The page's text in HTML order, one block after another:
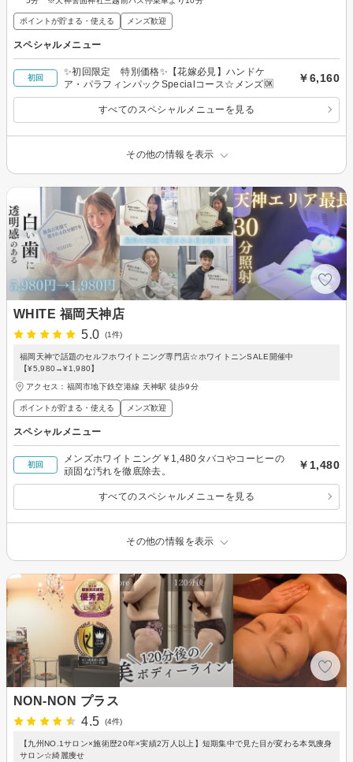
ポイントが貯まる・使える メンズ歓迎
スペシャルメニュー
初回
✨初回限定 特別価格✨【花嫁必見】ハンドケ
ア・パラフィンパックSpecialコース☆メンズ🆗
￥6,160
すべてのスペシャルメニューを見る
その他の情報を表示
WHITE 福岡天神店
5.0
(1件)
福岡天神で話題のセルフホワイトニング専門店☆ホワイトニンSALE開催中
【¥5,980→¥1,980】
アクセス：福岡市地下鉄空港線 天神駅 徒歩9分
ポイントが貯まる・使える メンズ歓迎
スペシャルメニュー
初回
メンズホワイトニング￥1,480タバコやコーヒーの
頑固な汚れを徹底除去。
￥1,480
すべてのスペシャルメニューを見る
その他の情報を表示
NON-NON プラス
4.5
(4件)
【九州NO.1サロン×施術歴20年×実績2万人以上】短期集中で見た目が変わる本気痩身
サロン☆綺麗痩せ